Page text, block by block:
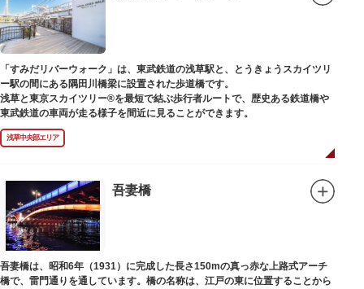
美術館や博物館で国内外の芸術作品や文化・自然科学に触れたり、歴史の薫
りを感じながら史跡巡りを楽しんではいかがでしょうか。1日では見てまわ
りきれないほどの魅力にあふれた公園です。
「すみだリバーウォーク」は、東武鉄道の浅草駅と、とうきょうスカイツリ
ー駅の間にある隅田川橋梁に設置された歩道橋です。
浅草と東京スカイツリー®を最短で結ぶ歩行者ルートで、歴史ある鉄道橋や
東武鉄道の車両が走る様子を間近に見ることができます。
浅草中央部エリア
吾妻橋
吾妻橋は、昭和6年（1931）に完成した長さ150mの真っ赤な上路式アーチ
橋で、雷門通りを通しています。橋の名称は、江戸の東に位置することから